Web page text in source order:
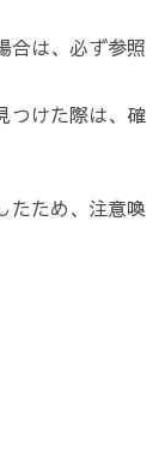
合は、必ず参照
つけた際は、確
たため、注意喚